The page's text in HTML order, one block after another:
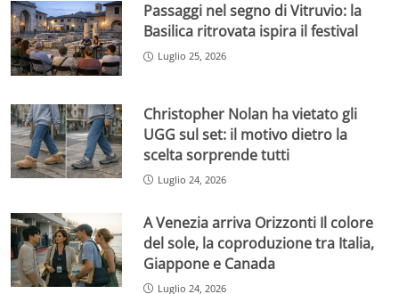
Passaggi nel segno di Vitruvio: la
Basilica ritrovata ispira il festival
Luglio 25, 2026
Christopher Nolan ha vietato gli
UGG sul set: il motivo dietro la
scelta sorprende tutti
Luglio 24, 2026
A Venezia arriva Orizzonti Il colore
del sole, la coproduzione tra Italia,
Giappone e Canada
Luglio 24, 2026